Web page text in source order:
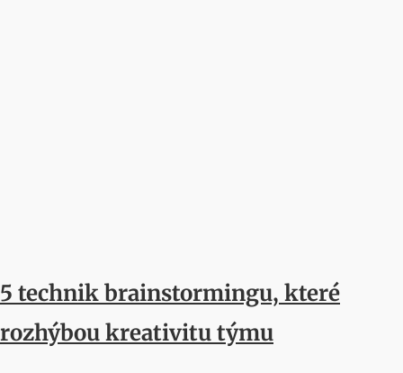
5 technik brainstormingu, které
rozhýbou kreativitu týmu